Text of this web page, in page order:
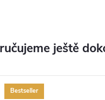
ještě
Bestseller